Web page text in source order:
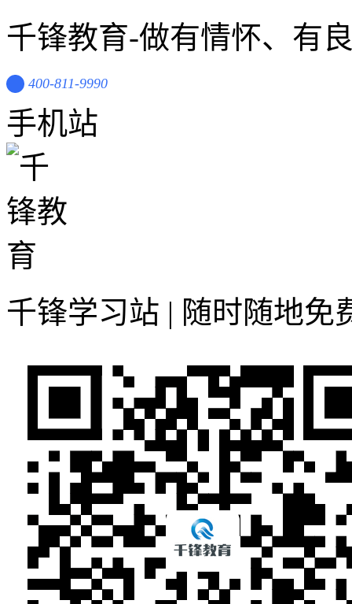
千锋教育-做有情怀、有
400-811-9990
手机站
千锋学习站 | 随时随地免